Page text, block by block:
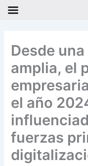
contenido
Desde
amplia, el
el año
fuerzas